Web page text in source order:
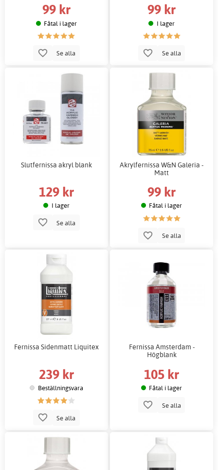
99 kr
Fåtal i lager
Se alla
99 kr
I lager
Se alla
Slutfernissa akryl blank
129 kr
I lager
Se alla
Akrylfernissa W&N Galeria -
Matt
99 kr
Fåtal i lager
Se alla
Fernissa Sidenmatt Liquitex
239 kr
Beställningsvara
Se alla
Fernissa Amsterdam -
Högblank
105 kr
Fåtal i lager
Se alla